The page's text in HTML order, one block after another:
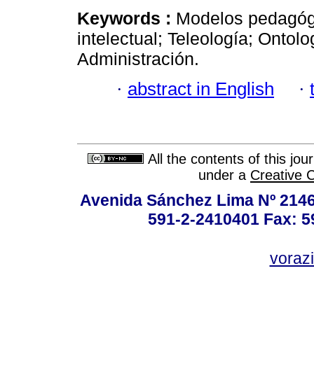
Keywords : Modelos
intelectual; Teleología;
Administración.
· abstract in English ·
All the contents of this
under a Creative
Avenida Sánchez Lima Nº
591-2-2410401 Fax: